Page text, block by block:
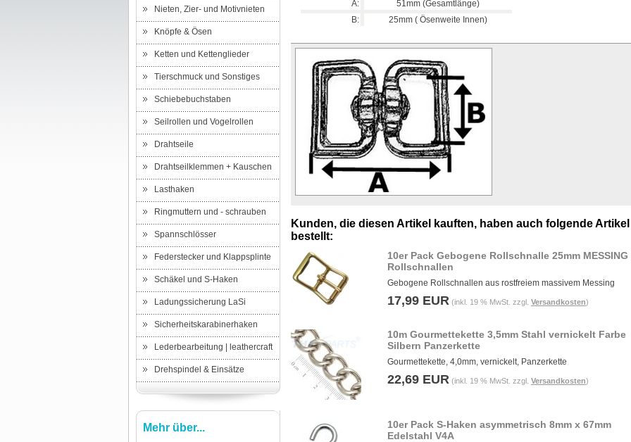
Nieten, Zier- und Motivnieten
Knöpfe & Ösen
Ketten und Kettenglieder
Tierschmuck und Sonstiges
Schiebebuchstaben
Seilrollen und Vogelrollen
Drahtseile
Drahtseilklemmen + Kauschen
Lasthaken
Ringmuttern und - schrauben
Spannschlösser
Federstecker und Klappsplinte
Schäkel und S-Haken
Ladungssicherung LaSi
Sicherheitskarabinerhaken
Lederbearbeitung | leathercraft
Drehspindel & Einsätze
Mehr über...
A:
51mm (Gesamtlänge)
B:
25mm ( Ösenweite Innen)
Kunden, die diesen Artikel kauften, haben auch folgende Artikel
bestellt:
10er Pack Gebogene Rollschnalle 25mm MESSING
Rollschnallen
Gebogene Rollschnallen aus rostfreiem massivem Messing
17,99 EUR (inkl. 19 % MwSt. zzgl. Versandkosten)
10m Gourmettekette 3,5mm Stahl vernickelt Farbe
Silbern Panzerkette
Gourmettekette, 4,0mm, vernickelt, Panzerkette
22,69 EUR (inkl. 19 % MwSt. zzgl. Versandkosten)
10er Pack S-Haken asymmetrisch 8mm x 67mm
Edelstahl V4A